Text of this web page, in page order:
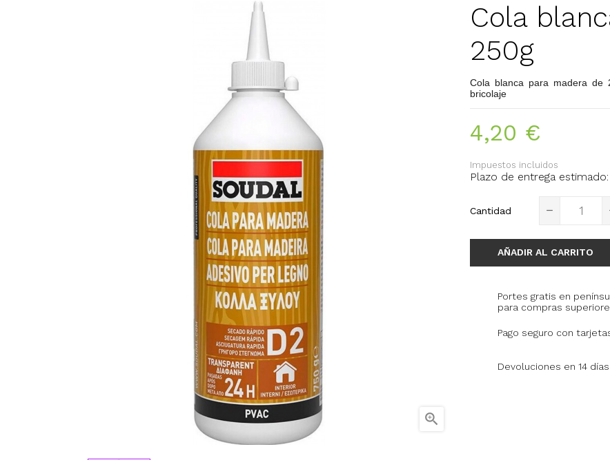

Cola
250g
Cola blanca para madera de
bricolaje
4,20 €
Impuestos incluidos
Plazo de entrega
Cantidad
AÑADIR AL CARRITO
Portes gratis en
para compras
Pago seguro con
Devoluciones en 14 días